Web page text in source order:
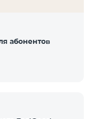
абонентов